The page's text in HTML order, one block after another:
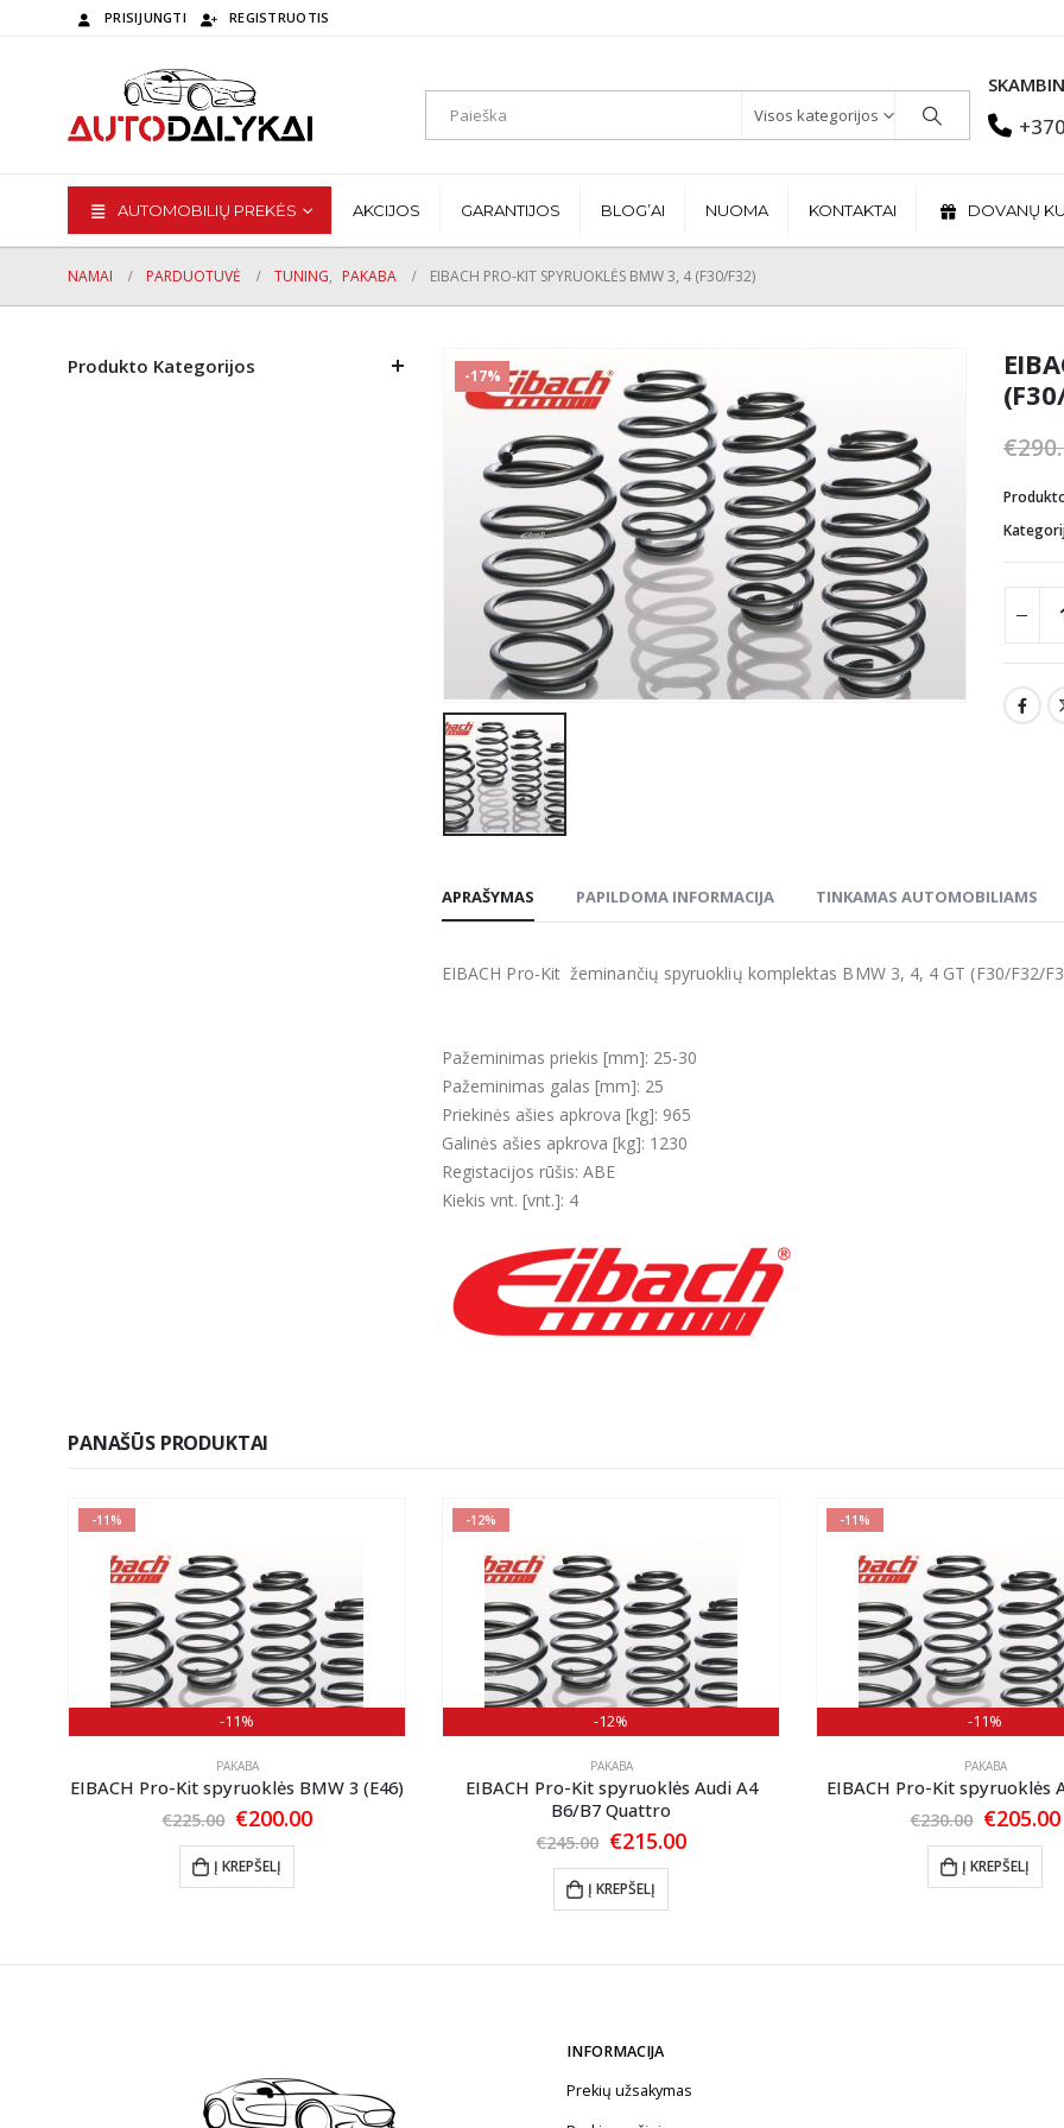
PRISIJUNGTI REGISTRUOTIS
Visos kategorijos
AUTOMOBILIŲ PREKĖS AKCIJOS GARANTIJOS BLOG’AI NUOMA KONTAKTAI DOVANŲ
NAMAI PARDUOTUVĖ TUNING, PAKABA EIBACH PRO-KIT SPYRUOKLĖS BMW 3, 4 (F30/F32)
-17%
€
APRAŠYMAS PAPILDOMA INFORMACIJA TINKAMAS AUTOMOBILIAMS
EIBACH Pro-Kit žeminančių spyruoklių komplektas BMW 3, 4, 4 GT (F30/F32/
Pažeminimas priekis [mm]: 25-30
Pažeminimas galas [mm]: 25
Priekinės ašies apkrova [kg]: 965
Galinės ašies apkrova [kg]: 1230
Registacijos rūšis: ABE
Kiekis vnt. [vnt.]: 4
Produkto Kategorijos
PANAŠŪS PRODUKTAI
-11%
-11%
PAKABA
EIBACH Pro-Kit spyruoklės BMW 3 (E46)
€225.00 Original
price
was:
€225.00.
€200.00Current
Į KREPŠELĮ
-12%
-12%
PAKABA
EIBACH Pro-Kit spyruoklės Audi A4
B6/B7 Quattro
€245.00 Original
price
was:
€245.00.
€215.00Current
Į KREPŠELĮ
-11%
-11%
PAKABA
EIBACH Pro-Kit spyruoklės
€230.00 Original
price
was:
€230.00.
€205.00
Į KREPŠELĮ
INFORMACIJA
Prekių užsakymas